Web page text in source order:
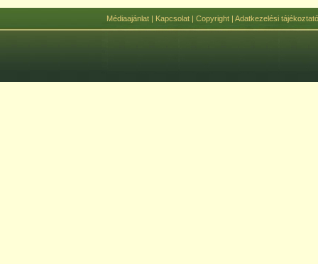
Médiaajánlat| Kapcsolat| Copyright| Adatkezelési tájékoztató